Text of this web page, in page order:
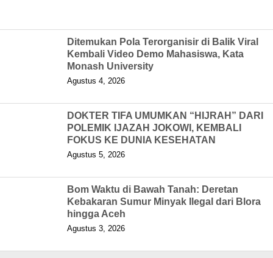
Ditemukan Pola Terorganisir di Balik Viral
Kembali Video Demo Mahasiswa, Kata
Monash University
Agustus 4, 2026
DOKTER TIFA UMUMKAN “HIJRAH” DARI
POLEMIK IJAZAH JOKOWI, KEMBALI
FOKUS KE DUNIA KESEHATAN
Agustus 5, 2026
Bom Waktu di Bawah Tanah: Deretan
Kebakaran Sumur Minyak Ilegal dari Blora
hingga Aceh
Agustus 3, 2026